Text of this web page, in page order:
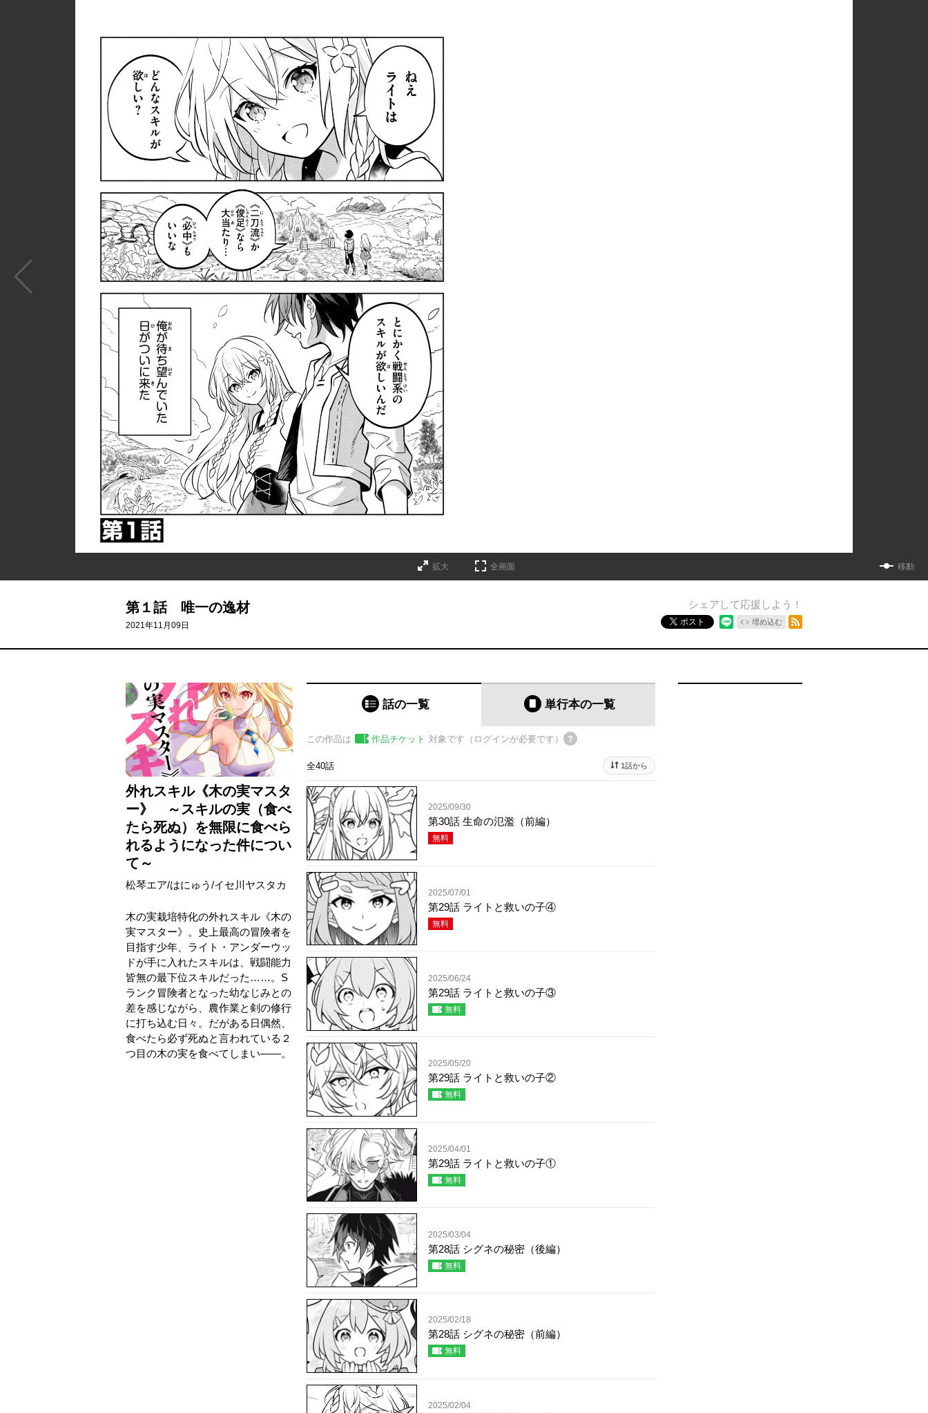
拡大 全画面 移動
第１話 唯一の逸材
2021年11月09日
シェアして応援しよう！
ポスト 埋め込む
外れスキル《木の実マスタ
ー》 ～スキルの実（食べ
たら死ぬ）を無限に食べら
れるようになった件につい
て～
松琴エア/はにゅう /イセ川ヤスタカ
木の実栽培特化の外れスキル《木の
実マスター》。史上最高の冒険者を
目指す少年、ライト・アンダーウッ
ドが手に入れたスキルは、戦闘能力
皆無の最下位スキルだった……。S
ランク冒険者となった幼なじみとの
差を感じながら、農作業と剣の修行
に打ち込む日々。だがある日偶然、
食べたら必ず死ぬと言われている２
つ目の木の実を食べてしまい――。
話の一覧 単行本の一覧
この作品は 作品チケット 対象です（ログインが必要です）
全40話 1話から
2025/09/30
第30話 生命の氾濫（前編）
無料
2025/07/01
第29話 ライトと救いの子④
無料
2025/06/24
第29話 ライトと救いの子③
無料
2025/05/20
第29話 ライトと救いの子②
無料
2025/04/01
第29話 ライトと救いの子①
無料
2025/03/04
第28話 シグネの秘密（後編）
無料
2025/02/18
第28話 シグネの秘密（前編）
無料
2025/02/04